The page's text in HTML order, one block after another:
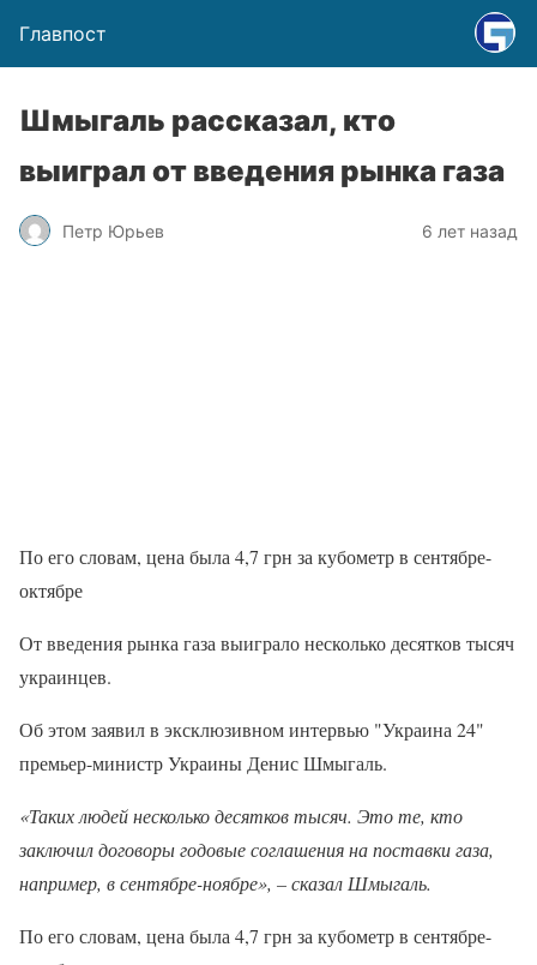
Главпост
Шмыгаль рассказал, кто
выиграл от введения рынка газа
Петр Юрьев 6 лет назад
По его словам, цена была 4,7 грн за кубометр в сентябре-
октябре
От введения рынка газа выиграло несколько десятков тысяч
украинцев.
Об этом заявил в эксклюзивном интервью "Украина 24"
премьер-министр Украины Денис Шмыгаль.
«Таких людей несколько десятков тысяч. Это те, кто
заключил договоры годовые соглашения на поставки газа,
например, в сентябре-ноябре», – сказал Шмыгаль.
По его словам, цена была 4,7 грн за кубометр в сентябре-